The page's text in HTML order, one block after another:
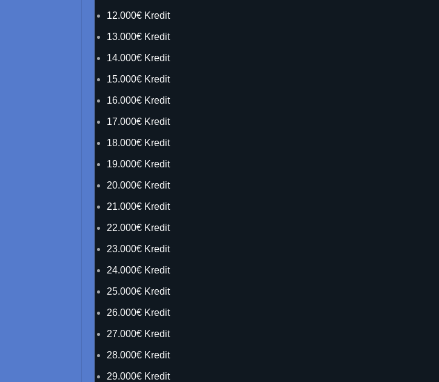
12.000€ Kredit
13.000€ Kredit
14.000€ Kredit
15.000€ Kredit
16.000€ Kredit
17.000€ Kredit
18.000€ Kredit
19.000€ Kredit
20.000€ Kredit
21.000€ Kredit
22.000€ Kredit
23.000€ Kredit
24.000€ Kredit
25.000€ Kredit
26.000€ Kredit
27.000€ Kredit
28.000€ Kredit
29.000€ Kredit